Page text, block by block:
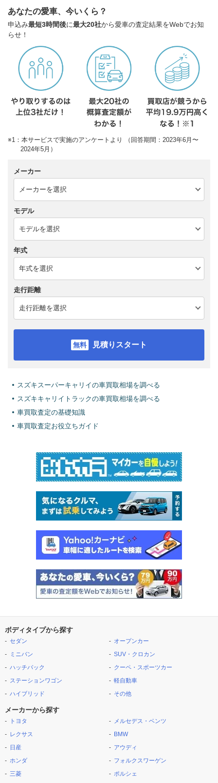
あなたの愛車、今いくら？
申込み最短3時間後に最大20社から愛車の査定結果をWebでお知
らせ！
※1：本サービスで実施のアンケートより （回答期間：2023年6月〜
2024年5月）
メーカー
モデル
年式
走行距離
見積りスタート
スズキスーパーキャリイの車買取相場を調べる
スズキキャリイトラックの車買取相場を調べる
車買取査定の基礎知識
車買取査定お役立ちガイド
ボディタイプから探す
セダン
ミニバン
ハッチバック
ステーションワゴン
ハイブリッド
オープンカー
SUV・クロカン
クーペ・スポーツカー
軽自動車
その他
メーカーから探す
トヨタ
レクサス
日産
ホンダ
三菱
メルセデス・ベンツ
BMW
アウディ
フォルクスワーゲン
ポルシェ